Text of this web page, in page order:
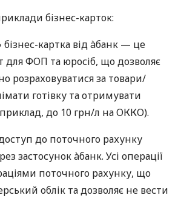
бізнес-карток:
бізнес-картка від àбанк — це
для ФОП та юросіб, що дозволяє
розраховуватися за товари/
готівку та отримувати
до 10 грн/л на ОККО).
до поточного рахунку
застосунок àбанк. Усі операції
поточного рахунку, що
облік та дозволяє не вести